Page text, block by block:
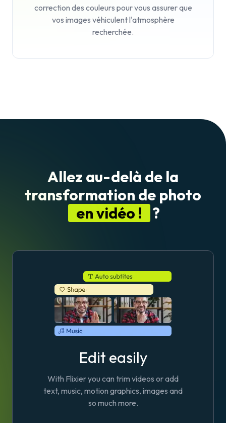
correction des couleurs pour vous assurer que
vos images véhiculent l'atmosphère
recherchée.
Allez au-delà de la
transformation de photo
en vidéo ! ?
Edit easily
With Flixier you can trim videos or add
text, music, motion graphics, images and
so much more.